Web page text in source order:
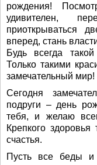
рождения!
удивителен,
приоткрываться
вперед, стань
Будь всегда
Только такими
замечательный мир!
Сегодня
подруги – день
тебя, и желаю
Крепкого
счастья.
Пусть все беды и